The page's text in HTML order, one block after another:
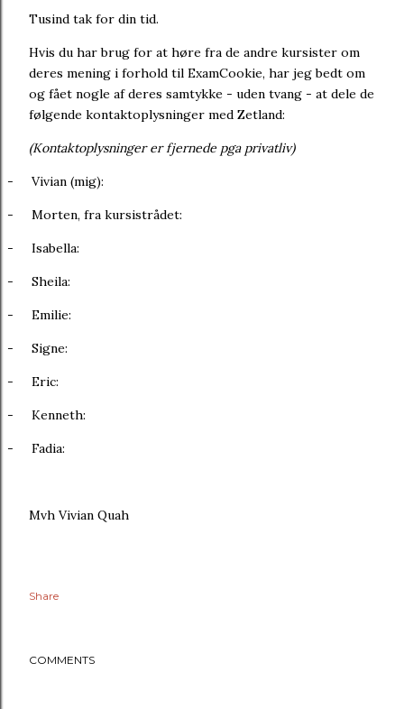
Tusind tak for din tid.
Hvis du har brug for at høre fra de andre kursister om
deres mening i forhold til ExamCookie, har jeg bedt om
og fået nogle af deres samtykke - uden tvang - at dele de
følgende kontaktoplysninger med Zetland:
(Kontaktoplysninger er fjernede pga privatliv)
- Vivian (mig):
- Morten, fra kursistrådet:
- Isabella:
- Sheila:
- Emilie:
- Signe:
- Eric:
- Kenneth:
- Fadia:
Mvh Vivian Quah
Share
COMMENTS